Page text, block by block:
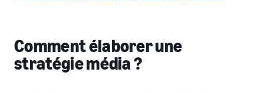
Comment élaborer une
stratégie média ?